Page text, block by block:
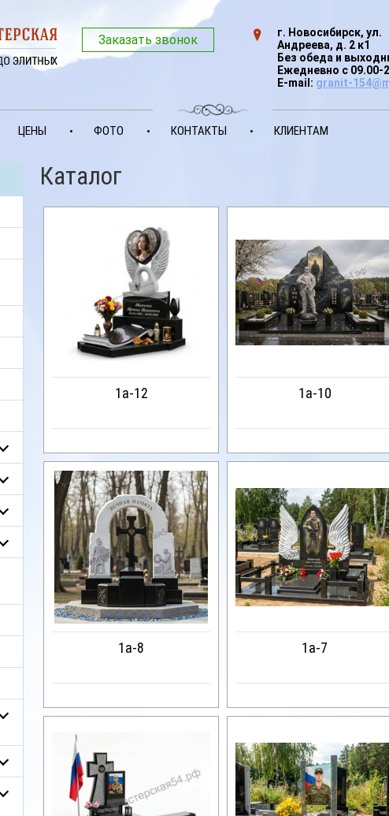
г. Новосибирск, ул.
Андреева, д. 2 к1
Без обеда и
Ежедневно с 09.00-
E-mail: granit-
Заказать звонок
ЦЕНЫ ФОТО КОНТАКТЫ КЛИЕНТАМ
Каталог
1a-12 1a-10
1a-8 1a-7